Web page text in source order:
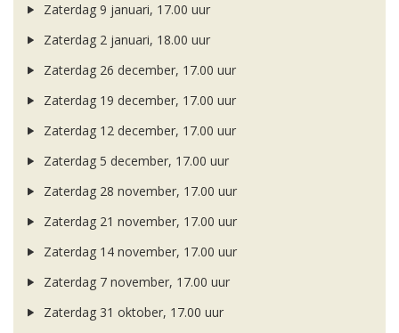
Zaterdag 9 januari, 17.00 uur
Zaterdag 2 januari, 18.00 uur
Zaterdag 26 december, 17.00 uur
Zaterdag 19 december, 17.00 uur
Zaterdag 12 december, 17.00 uur
Zaterdag 5 december, 17.00 uur
Zaterdag 28 november, 17.00 uur
Zaterdag 21 november, 17.00 uur
Zaterdag 14 november, 17.00 uur
Zaterdag 7 november, 17.00 uur
Zaterdag 31 oktober, 17.00 uur